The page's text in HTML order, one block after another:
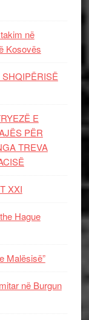
në
Kosovës
E
PËR
TREVA
XXI
Hague
Malësisë”
në Burgun